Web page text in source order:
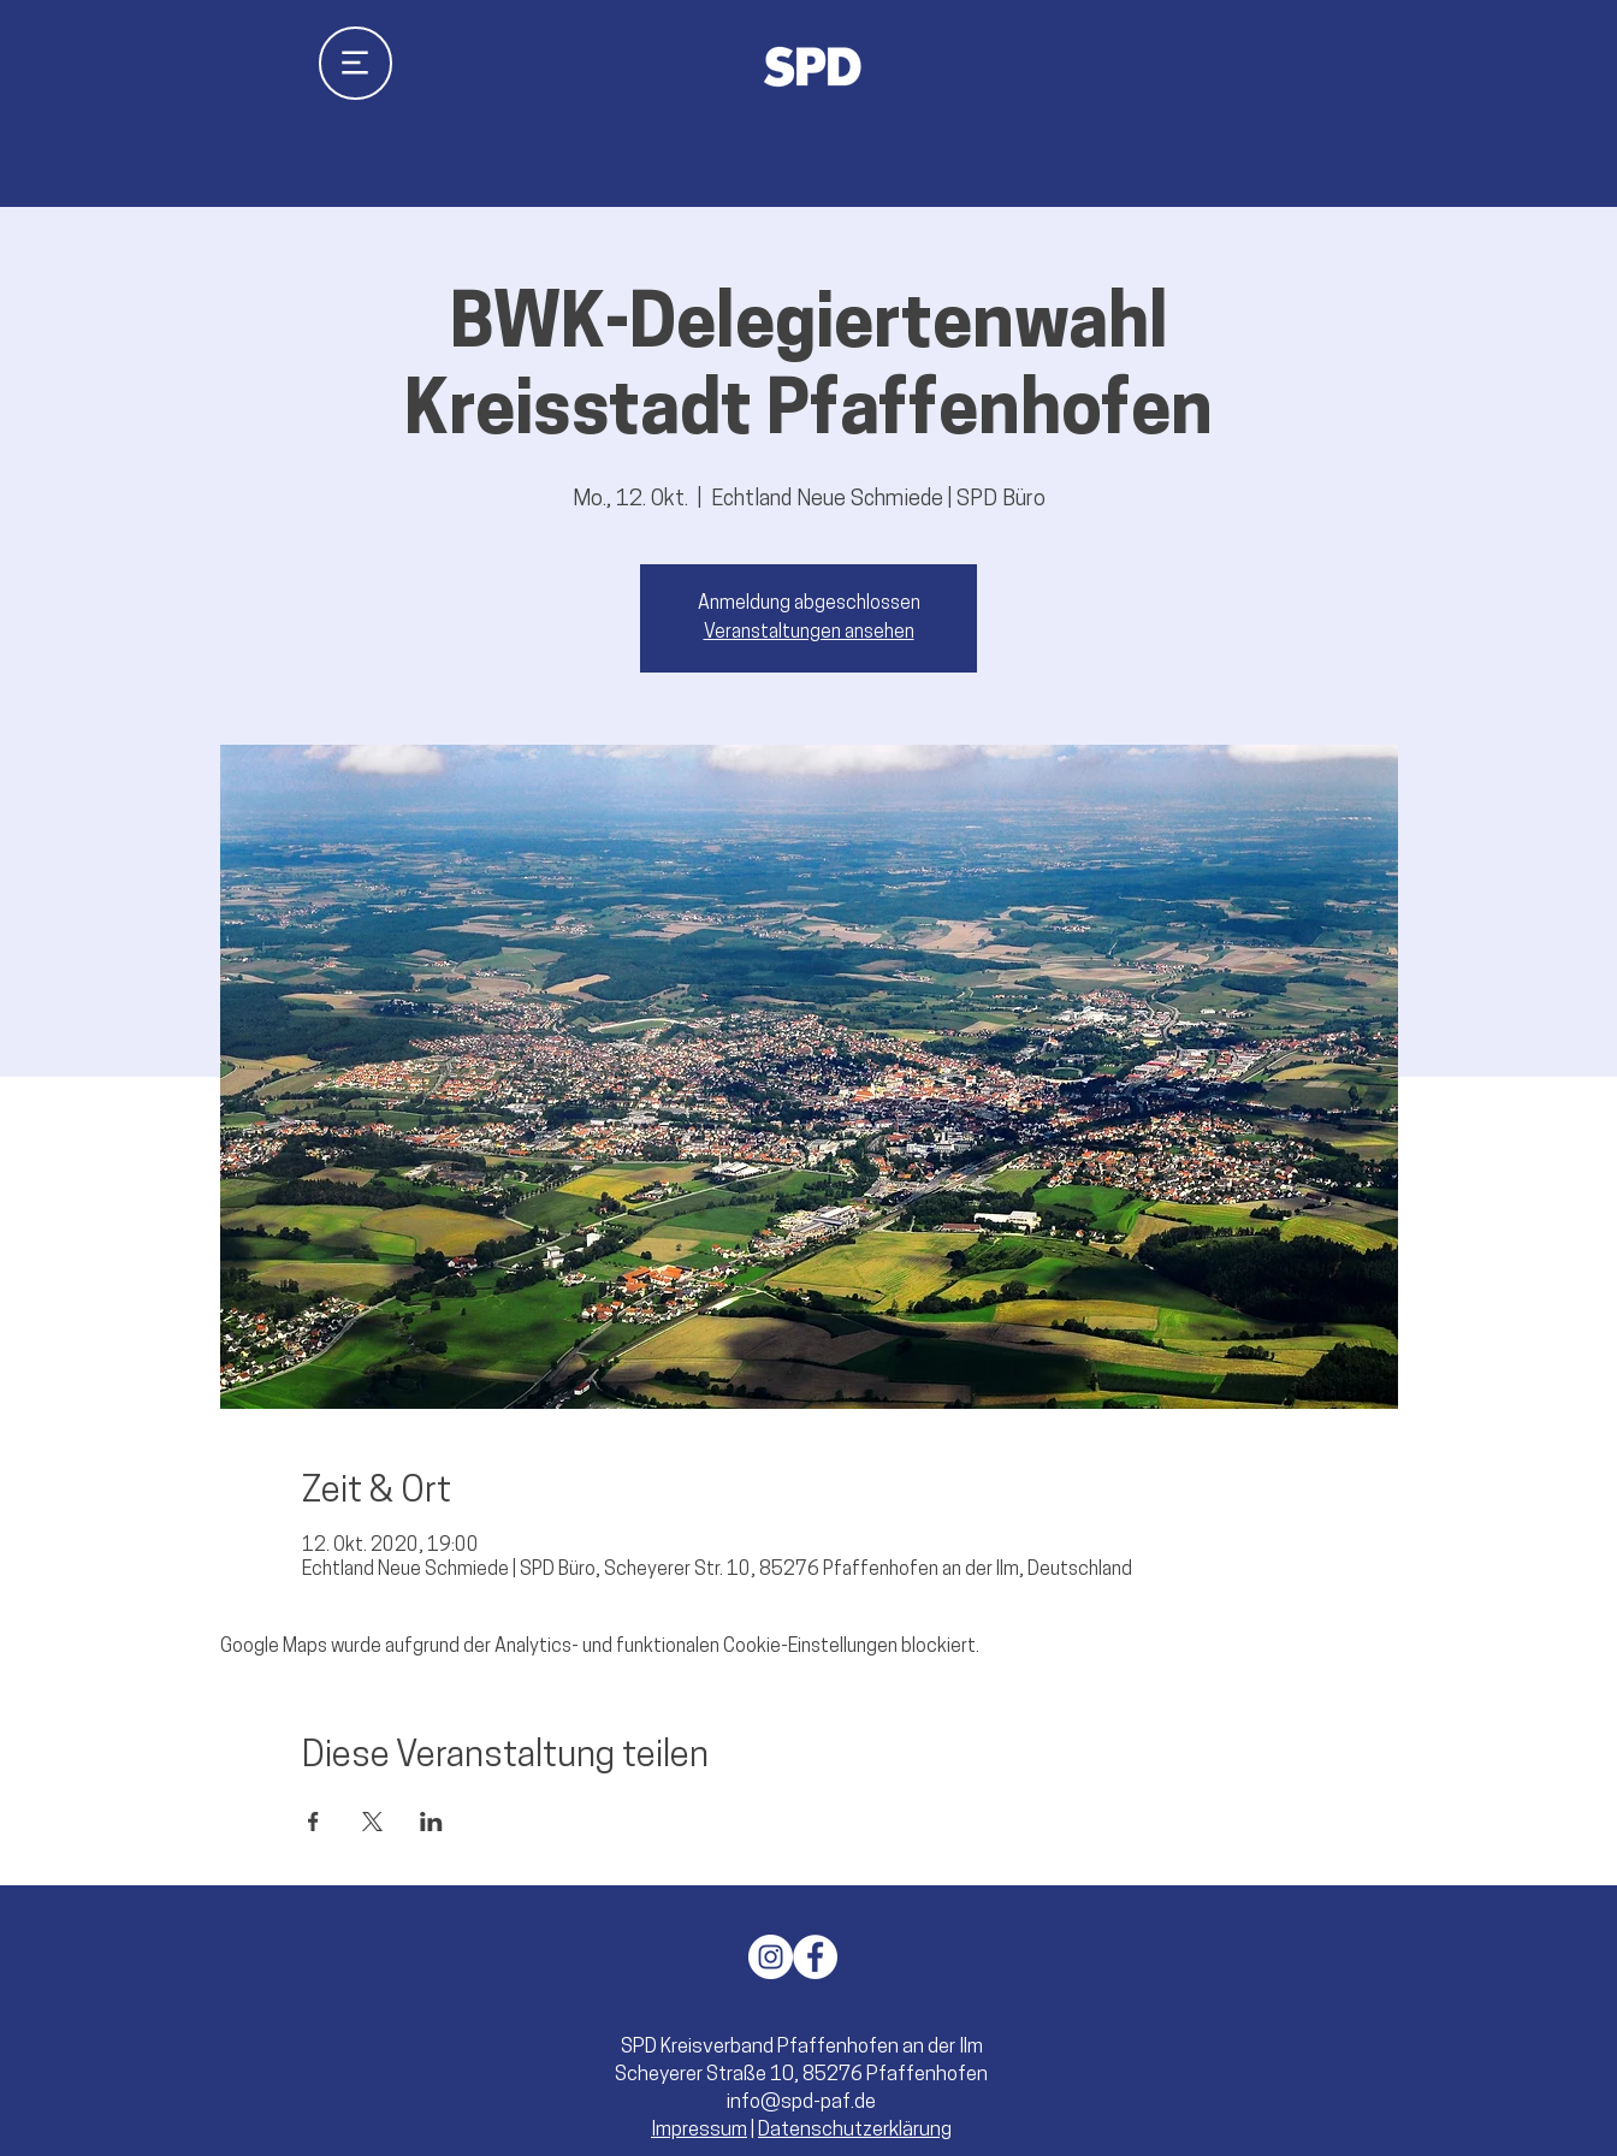
BWK-Delegiertenwahl
Kreisstadt Pfaffenhofen
Mo., 12. Okt. Echtland Neue Schmiede | SPD Büro
Anmeldung abgeschlossen
Veranstaltungen ansehen
Zeit & Ort
12. Okt. 2020, 19:00
Echtland Neue Schmiede | SPD Büro, Scheyerer Str. 10, 85276 Pfaffenhofen an der Ilm, Deutschland
Google Maps wurde aufgrund der Analytics- und funktionalen Cookie-Einstellungen blockiert.
Diese Veranstaltung teilen
SPD Kreisverband Pfaffenhofen an der Ilm
Scheyerer Straße 10, 85276 Pfaffenhofen
info@spd-paf.de
Impressum
Datenschutzerklärung